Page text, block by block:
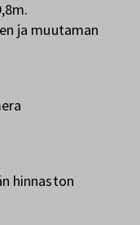
ja muutaman
hinnaston